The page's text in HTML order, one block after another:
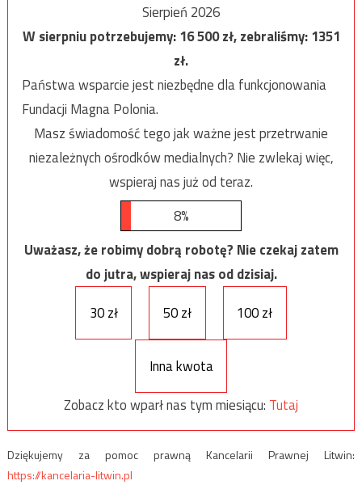
Sierpień 2026
W sierpniu potrzebujemy:16 500zł, zebraliśmy:1351
zł.
Państwa wsparcie jest niezbędne dla funkcjonowania
Fundacji Magna Polonia.
Masz świadomość tego jak ważne jest przetrwanie
niezależnych ośrodków medialnych? Nie zwlekaj więc,
wspieraj nas już od teraz.
8%
Uważasz, że robimy dobrą robotę? Nie czekaj zatem
do jutra, wspieraj nas od dzisiaj.
30 zł
50 zł 100 zł
Inna kwota
Zobacz kto wparł nas tym miesiącu: Tutaj
Dziękujemy za pomoc prawną Kancelarii Prawnej Litwin:
https://kancelaria-litwin.pl